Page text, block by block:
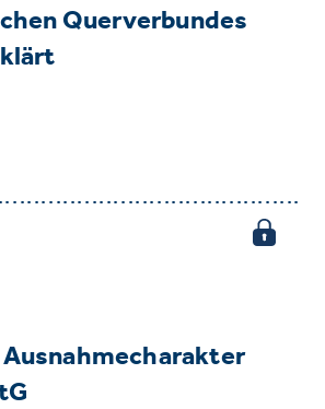
Querverbundes